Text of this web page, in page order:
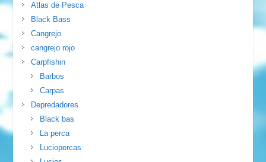
Atlas de Pesca
Black Bass
Cangrejo
cangrejo rojo
Carpfishin
Barbos
Carpas
Depredadores
Black bas
La perca
Luciopercas